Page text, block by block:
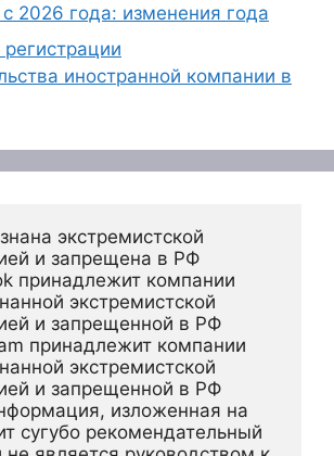
2026 года: изменения года
иностранной компании в
экстремистской
и запрещена в РФ
принадлежит компании
экстремистской
и запрещенной в РФ
принадлежит компании
экстремистской
и запрещенной в РФ
изложенная на
сугубо рекомендательный